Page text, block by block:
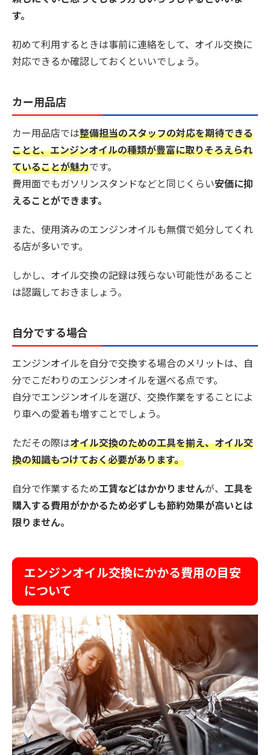
す。
初めて利用するときは事前に連絡をして、オイル交換に
対応できるか確認しておくといいでしょう。
カー用品店
カー用品店では整備担当のスタッフの対応を期待できる
ことと、エンジンオイルの種類が豊富に取りそろえられ
ていることが魅力です。
費用面でもガソリンスタンドなどと同じくらい安価に抑
えることができます。
また、使用済みのエンジンオイルも無償で処分してくれ
る店が多いです。
しかし、 オイル交換の記録は残らない可能性がある こと
は認識しておきましょう。
自分でする場合
エンジンオイルを自分で交換する場合のメリットは、自
分でこだわりのエンジンオイルを選べる点です。
自分でエンジンオイルを選び、交換作業をすることによ
り車への愛着も増すことでしょう。
ただその際はオイル交換のための工具を揃え、オイル交
換の知識もつけておく必要があります。
自分で作業するため工賃などはかかりませんが、 工具を
購入する費用がかかるため必ずしも節約効果が高いとは
限りません。
エンジンオイル交換にかかる費用の目安
について